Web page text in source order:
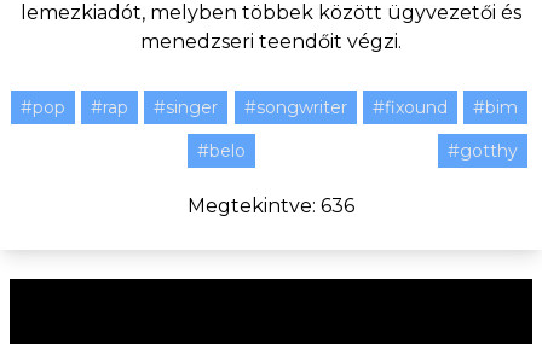
lemezkiadót, melyben többek között ügyvezetői és
menedzseri teendőit végzi.
#pop #rap #singer #songwriter #fixound
#bim
#belo
#gotthy
Megtekintve: 636